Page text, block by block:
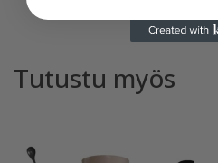
Tutustu myös